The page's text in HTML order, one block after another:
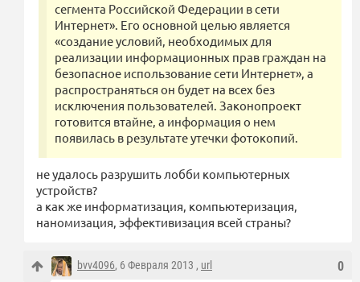
сегмента Российской Федерации в сети
Интернет». Его основной целью является
«создание условий, необходимых для
реализации информационных прав граждан на
безопасное использование сети Интернет», а
распространяться он будет на всех без
исключения пользователей. Законопроект
готовится втайне, а информация о нем
появилась в результате утечки фотокопий.
не удалось разрушить лобби компьютерных
устройств?
а как же информатизация, компьютеризация,
наномизация, эффективизация всей страны?
0
bvv4096, 6 Февраля 2013 , url